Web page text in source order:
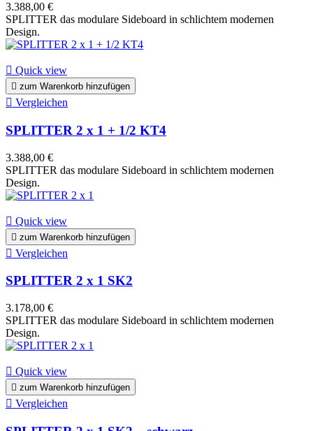
3.388,00 €
SPLITTER das modulare Sideboard in schlichtem modernen
Design.
 Quick view
 zum Warenkorb hinzufügen
 Vergleichen
SPLITTER 2 x 1 + 1/2 KT4
3.388,00 €
SPLITTER das modulare Sideboard in schlichtem modernen
Design.
 Quick view
 zum Warenkorb hinzufügen
 Vergleichen
SPLITTER 2 x 1 SK2
3.178,00 €
SPLITTER das modulare Sideboard in schlichtem modernen
Design.
 Quick view
 zum Warenkorb hinzufügen
 Vergleichen